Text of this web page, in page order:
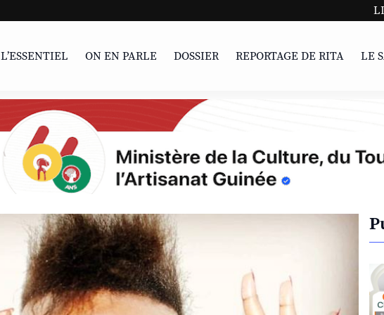
LIVRE |
L’ESSENTIEL ON EN PARLE DOSSIER REPORTAGE DE RITA LE